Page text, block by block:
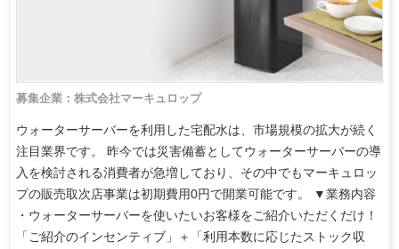
募集企業：株式会社マーキュロップ
ウォーターサーバーを利用した宅配水は、市場規模の拡大が続く
注目業界です。 昨今では災害備蓄としてウォーターサーバーの導
入を検討される消費者が急増しており、その中でもマーキュロッ
プの販売取次店事業は初期費用0円で開業可能です。 ▼業務内容
・ウォーターサーバーを使いたいお客様をご紹介いただくだけ！
「ご紹介のインセンティブ」＋「利用本数に応じたストック収